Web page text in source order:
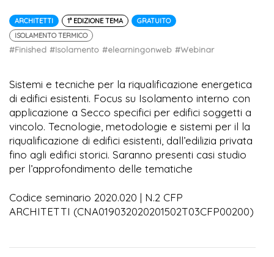
ARCHITETTI 1° EDIZIONE TEMA
GRATUITO
ISOLAMENTO TERMICO
#Finished #Isolamento #elearningonweb #Webinar
Sistemi e tecniche per la riqualificazione energetica
di edifici esistenti. Focus su Isolamento interno con
applicazione a Secco specifici per edifici soggetti a
vincolo. Tecnologie, metodologie e sistemi per il la
riqualificazione di edifici esistenti, dall’edilizia privata
fino agli edifici storici. Saranno presenti casi studio
per l’approfondimento delle tematiche
Codice seminario 2020.020 | N.2 CFP
ARCHITETTI (CNA019032020201502T03CFP00200)